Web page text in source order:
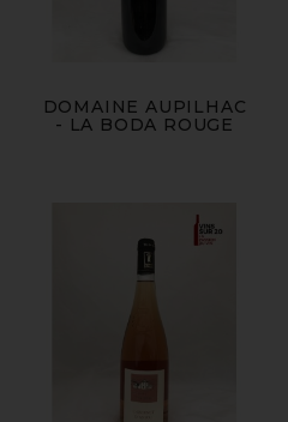
DOMAINE AUPILHAC
- LA BODA ROUGE